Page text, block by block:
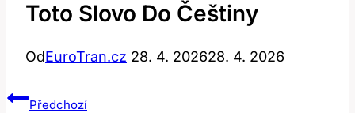
Toto Slovo Do Češtiny
OdEuroTran.cz 28. 4. 202628. 4. 2026
Navigace
Předchozí